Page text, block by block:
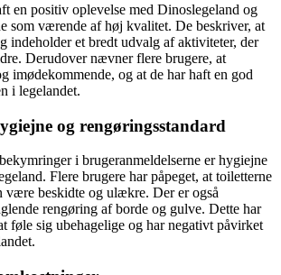
en positiv oplevelse med Dinoslegeland og
som værende af høj kvalitet. De beskriver, at
indeholder et bredt udvalg af aktiviteter, der
Derudover nævner flere brugere, at
imødekommende, og at de har haft en god
i legelandet.
og rengøringsstandard
i brugeranmeldelserne er hygiejne
Flere brugere har påpeget, at toiletterne
være beskidte og ulækre. Der er også
rengøring af borde og gulve. Dette har
føle sig ubehagelige og har negativt påvirket